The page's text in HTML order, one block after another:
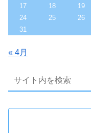
17
18 19
24
25 26
31
« 4月